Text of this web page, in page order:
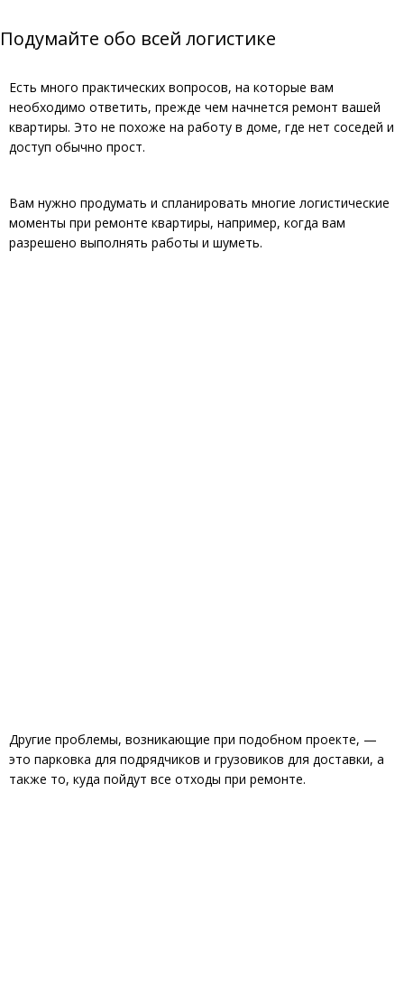
Подумайте обо всей логистике
Есть много практических вопросов, на которые вам
необходимо ответить, прежде чем начнется ремонт вашей
квартиры. Это не похоже на работу в доме, где нет соседей и
доступ обычно прост.
Вам нужно продумать и спланировать многие логистические
моменты при ремонте квартиры, например, когда вам
разрешено выполнять работы и шуметь.
Другие проблемы, возникающие при подобном проекте, —
это парковка для подрядчиков и грузовиков для доставки, а
также то, куда пойдут все отходы при ремонте.